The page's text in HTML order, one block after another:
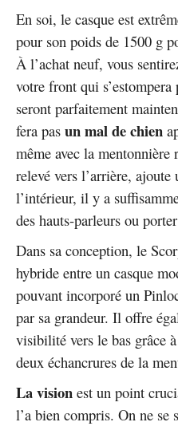
En soi, le casque est
pour son poids de 1500 g
À l’achat neuf, vous
votre front qui
seront parfaitement
fera pas un mal de chien
même avec la
relevé vers l’arrière,
l’intérieur, il y a
des hauts-parleurs ou
Dans sa conception, le
hybride entre un casque
pouvant incorporé un
par sa grandeur. Il offre
visibilité vers le bas grâce
deux échancrures de la
La vision est un point
l’a bien compris. On ne se